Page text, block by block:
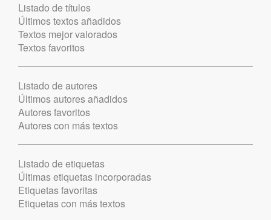
Listado de títulos
Últimos textos añadidos
Textos mejor valorados
Textos favoritos
Listado de autores
Últimos autores añadidos
Autores favoritos
Autores con más textos
Listado de etiquetas
Últimas etiquetas incorporadas
Etiquetas favoritas
Etiquetas con más textos